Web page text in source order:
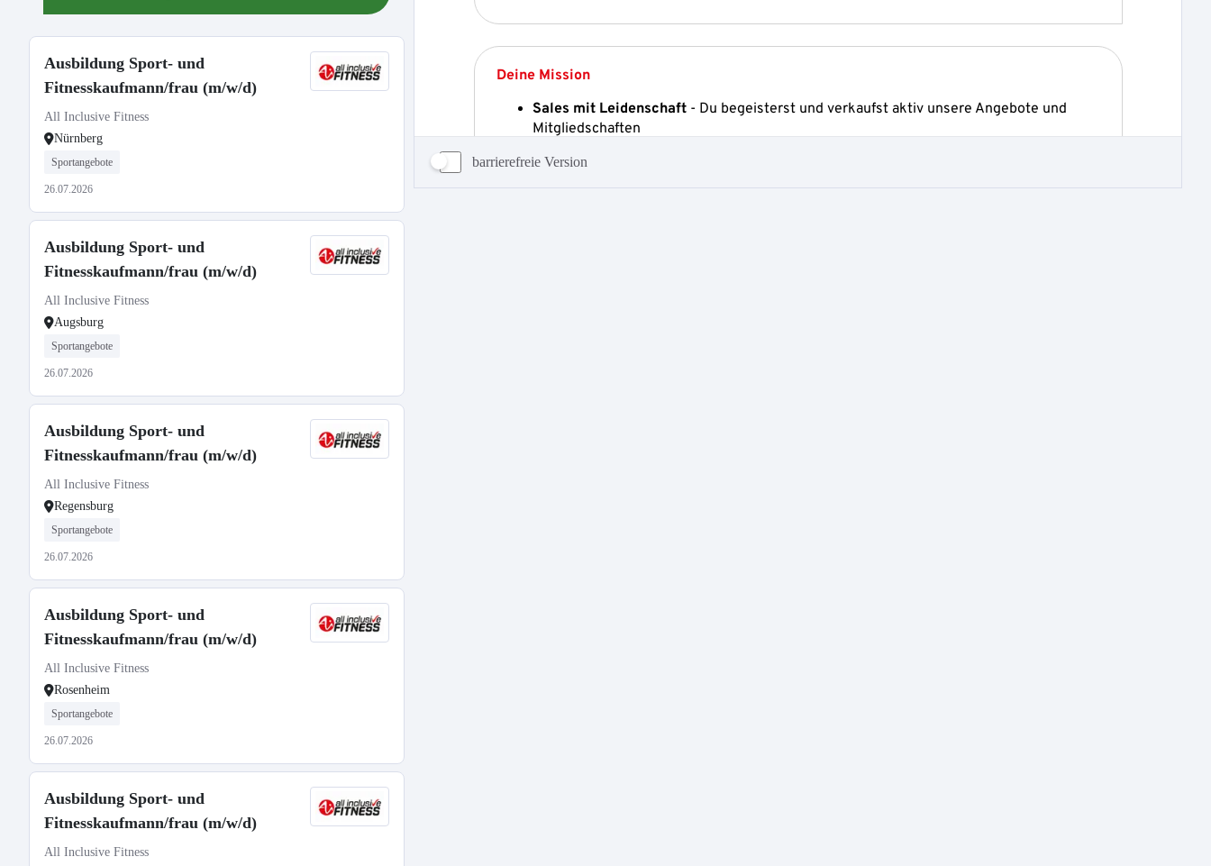
Ausbildung Sport- und
Fitnesskaufmann/frau (m/w/d)
All Inclusive Fitness
Nürnberg
Sportangebote
26.07.2026
Ausbildung Sport- und
Fitnesskaufmann/frau (m/w/d)
All Inclusive Fitness
Augsburg
Sportangebote
26.07.2026
Ausbildung Sport- und
Fitnesskaufmann/frau (m/w/d)
All Inclusive Fitness
Regensburg
Sportangebote
26.07.2026
Ausbildung Sport- und
Fitnesskaufmann/frau (m/w/d)
All Inclusive Fitness
Rosenheim
Sportangebote
26.07.2026
Ausbildung Sport- und
Fitnesskaufmann/frau (m/w/d)
All Inclusive Fitness
barrierefreie Version